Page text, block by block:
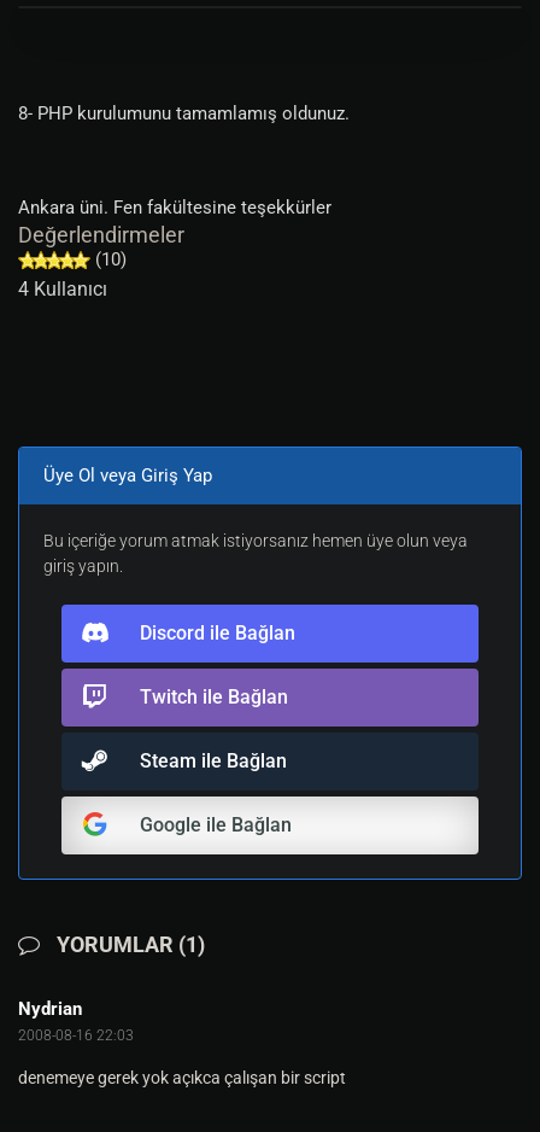
8- PHP kurulumunu tamamlamış oldunuz.
Ankara üni. Fen fakültesine teşekkürler
Değerlendirmeler
(10)
4 Kullanıcı
Üye Ol veya Giriş Yap
Bu içeriğe yorum atmak istiyorsanız hemen üye olun veya
giriş yapın.
Discord ile Bağlan
Twitch ile Bağlan
Steam ile Bağlan
Google ile Bağlan
YORUMLAR (1)
Nydrian
2008-08-16 22:03
denemeye gerek yok açıkca çalışan bir script